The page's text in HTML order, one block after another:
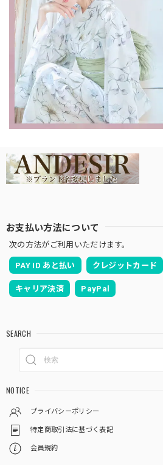
お支払い方法について
次の方法がご利用いただけます。
PAY ID あと払い クレジットカード
キャリア決済 PayPal
SEARCH
NOTICE
プライバシーポリシー
特定商取引法に基づく表記
会員規約